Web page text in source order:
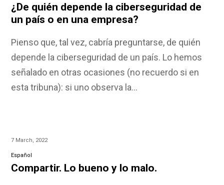
¿De quién depende la ciberseguridad de
un país o en una empresa?
Pienso que, tal vez, cabría preguntarse, de quién
depende la ciberseguridad de un país. Lo hemos
señalado en otras ocasiones (no recuerdo si en
esta tribuna): si uno observa la…
7 March, 2022
Español
Compartir. Lo bueno y lo malo.